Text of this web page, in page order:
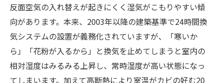
反面空気の入れ替えが起きにくく湿気がこもりやすい傾
向があります。本来、2003年以降の建築基準で24時間換
気システムの設置が義務化されていますが、「寒いか
ら」「花粉が入るから」と換気を止めてしまうと室内の
相対湿度はみるみる上昇し、常時湿度が高い状態になっ
てしまいます。加えて高断熱により室温がカビの好む20